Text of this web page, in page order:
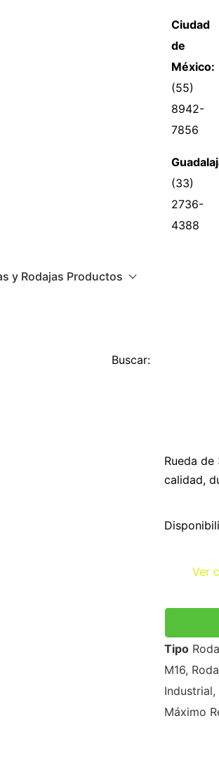
Ciudad
de
México:
(55)
8942-
7856
(33)
2736-
4388
y Rodajas Productos
Buscar:
Rueda
calidad,
Ver
Tipo
M16,
Industrial,
Máximo